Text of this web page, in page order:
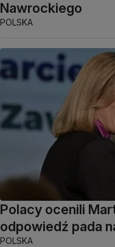
Nawrockiego
POLSKA
Polacy ocenili
odpowiedź pada
POLSKA